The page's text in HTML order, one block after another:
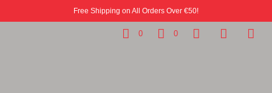
Free Shipping on All Orders Over €50!
0 0